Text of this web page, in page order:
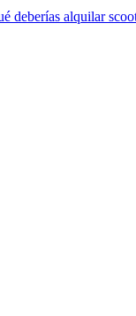
deberías alquilar